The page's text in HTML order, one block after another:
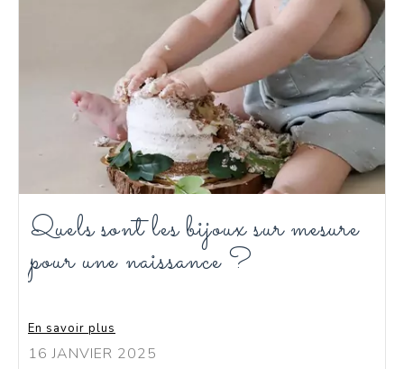
Quels sont les bijoux sur mesure
pour une naissance ?
En savoir plus
16 JANVIER 2025